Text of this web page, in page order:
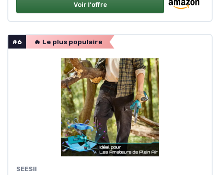
Voir l'offre
#6 🔥 Le plus populaire
SEESII